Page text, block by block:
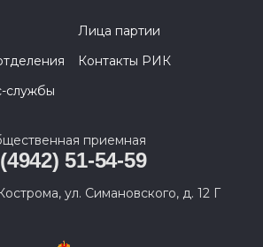
Лица партии
Контакты РИК
службы
приемная
51-54-59
ул. Симановского, д. 12 Г